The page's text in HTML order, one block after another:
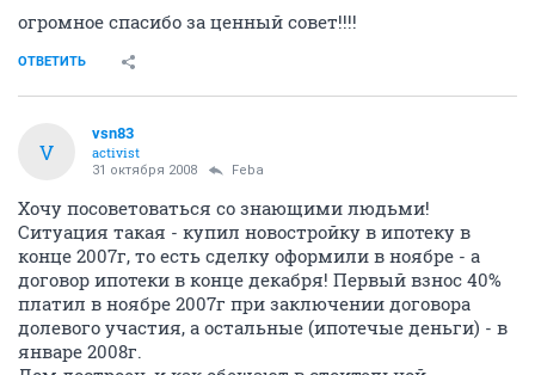
огромное спасибо за ценный совет!!!!
ОТВЕТИТЬ
V
vsn83
activist
31 октября 2008 Feba
Хочу посоветоваться со знающими людьми!
Ситуация такая - купил новостройку в ипотеку в
конце 2007г, то есть сделку оформили в ноябре - а
договор ипотеки в конце декабря! Первый взнос 40%
платил в ноябре 2007г при заключении договора
долевого участия, а остальные (ипотечые деньги) - в
январе 2008г.